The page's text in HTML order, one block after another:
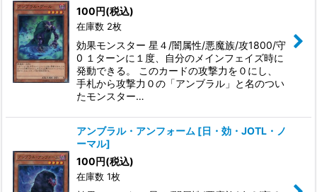
100円(税込)
在庫数 2枚
効果モンスター 星４/闇属性/悪魔族/攻1800/守
0 １ターンに１度、自分のメインフェイズ時に
発動できる。 このカードの攻撃力を０にし、
手札から攻撃力０の「アンブラル」と名のつい
たモンスター…
アンブラル・アンフォーム [日・効・JOTL・ノ
ーマル]
100円(税込)
在庫数 1枚